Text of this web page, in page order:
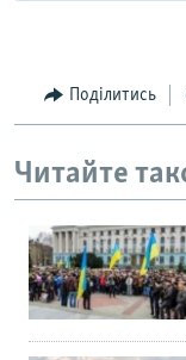
Поділитись
Читайте